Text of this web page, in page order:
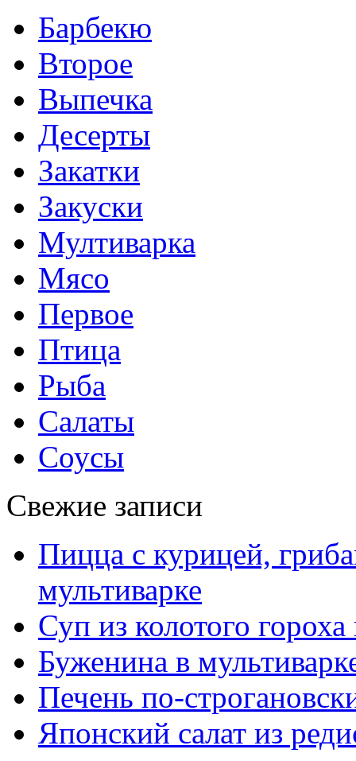
Барбекю
Второе
Выпечка
Десерты
Закатки
Закуски
Мултиварка
Мясо
Первое
Птица
Рыба
Салаты
Соусы
Свежие записи
Пицца с курицей,
мультиварке
Суп из колотого
Буженина в
Печень по-
Японский салат из